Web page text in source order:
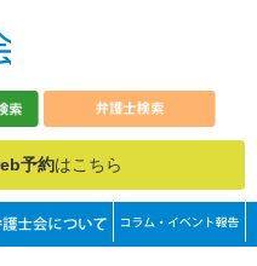
予約はこちら